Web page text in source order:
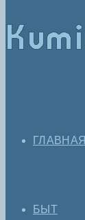
ГЛАВНАЯ
БЫТ